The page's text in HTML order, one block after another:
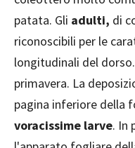
patata. Gli adulti, di
riconoscibili per le
longitudinali del
primavera. La
pagina inferiore della
voracissime larve. In